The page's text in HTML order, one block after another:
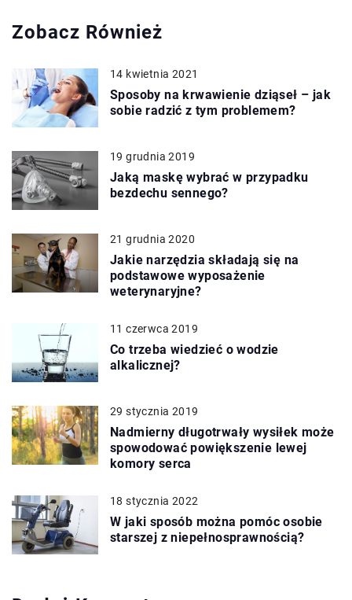
Zobacz Również
14 kwietnia 2021
Sposoby na krwawienie dziąseł – jak
sobie radzić z tym problemem?
19 grudnia 2019
Jaką maskę wybrać w przypadku
bezdechu sennego?
21 grudnia 2020
Jakie narzędzia składają się na
podstawowe wyposażenie
weterynaryjne?
11 czerwca 2019
Co trzeba wiedzieć o wodzie
alkalicznej?
29 stycznia 2019
Nadmierny długotrwały wysiłek może
spowodować powiększenie lewej
komory serca
18 stycznia 2022
W jaki sposób można pomóc osobie
starszej z niepełnosprawnością?